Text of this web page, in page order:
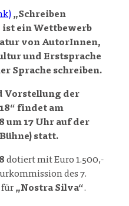
„Schreiben
ist ein Wettbewerb
von AutorInnen,
und Erstsprache
Sprache schreiben.
Vorstellung der
findet am
um 17 Uhr auf der
statt.
dotiert mit Euro 1.500,-
des 7.
für „Nostra Silva“.